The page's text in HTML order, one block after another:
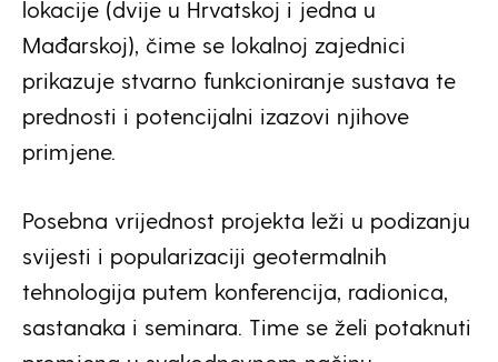
lokacije (dvije u Hrvatskoj i jedna u
Mađarskoj), čime se lokalnoj zajednici
prikazuje stvarno funkcioniranje sustava te
prednosti i potencijalni izazovi njihove
primjene.
Posebna vrijednost projekta leži u podizanju
svijesti i popularizaciji geotermalnih
tehnologija putem konferencija, radionica,
sastanaka i seminara. Time se želi potaknuti